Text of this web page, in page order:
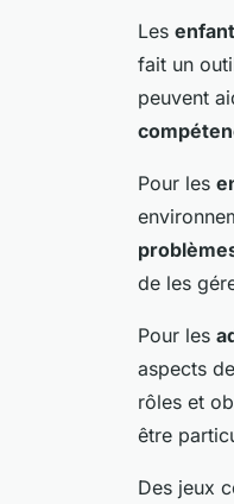
Les
fait un
peuvent
Pour les
de les
Pour les
aspects
rôles et
être
Des jeux